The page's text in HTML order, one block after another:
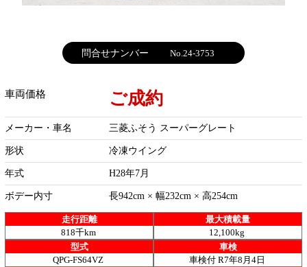
問合せナンバー No.24-3753
車両価格 ご成約
メーカー・車名 三菱ふそう スーパーグレート
形状 冷凍ウイング
年式 H28年7月
ボデー内寸 長942cm × 幅232cm × 高254cm
走行距離
818千km
最大積載量
12,100kg
型式
QPG-FS64VZ
車検
車検付 R7年8月4日